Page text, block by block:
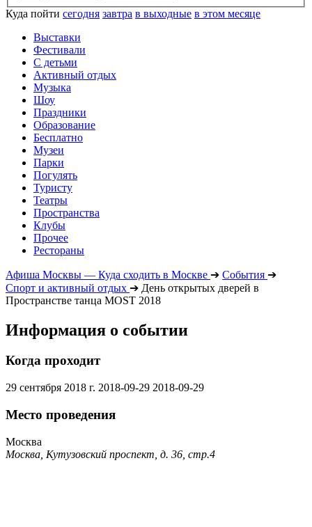
Куда пойти сегодня завтра в выходные в этом месяце
Выставки
Фестивали
С детьми
Активный отдых
Музыка
Шоу
Праздники
Образование
Бесплатно
Музеи
Парки
Погулять
Туристу
Театры
Пространства
Клубы
Прочее
Рестораны
Афиша Москвы — Куда сходить в Москве ➔ События ➔
Спорт и активный отдых ➔ День открытых дверей в
Пространстве танца MOST 2018
Информация о событии
Когда проходит
29 сентября 2018 г. 2018-09-29 2018-09-29
Место проведения
Москва
Москва, Кутузовский проспект, д. 36, стр.4